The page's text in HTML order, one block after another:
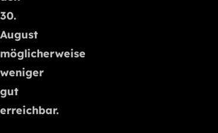
30.
August
möglicherweise
weniger
gut
erreichbar.